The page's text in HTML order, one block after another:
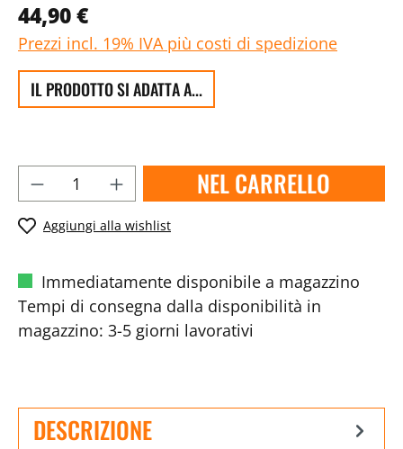
44,90 €
Prezzi incl. 19% IVA più costi di spedizione
IL PRODOTTO SI ADATTA A...
NEL CARRELLO
Aggiungi alla wishlist
Immediatamente disponibile a magazzino
Tempi di consegna dalla disponibilità in
magazzino: 3-5 giorni lavorativi
DESCRIZIONE